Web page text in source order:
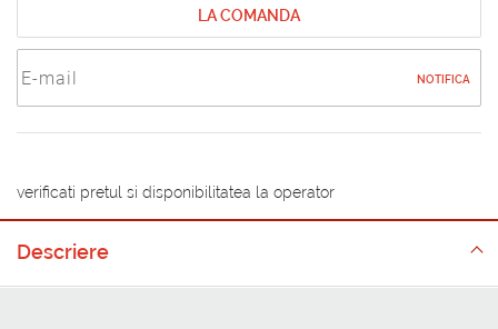
LA COMANDA
NOTIFICA
verificati pretul si disponibilitatea la operator
Descriere